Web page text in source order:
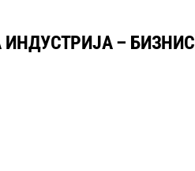
ИНДУСТРИЈА –